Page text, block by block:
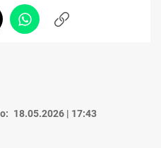
WhatsappCopiar
18.05.2026 | 17:43